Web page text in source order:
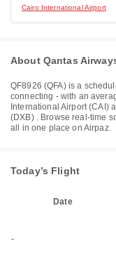
Cairo International Airport
About Qantas
QF8926 (QFA) is a
connecting - with an
International Airport (CAI)
(DXB) . Browse real-time
all in one place on Airpaz.
Today’s Flight
Date
-